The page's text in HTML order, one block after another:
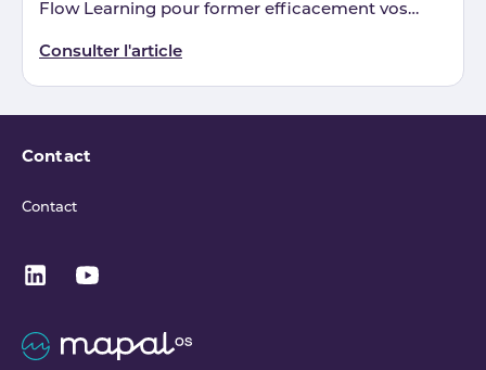
Flow Learning pour former efficacement vos
Consulter l'article
Contact
Contact